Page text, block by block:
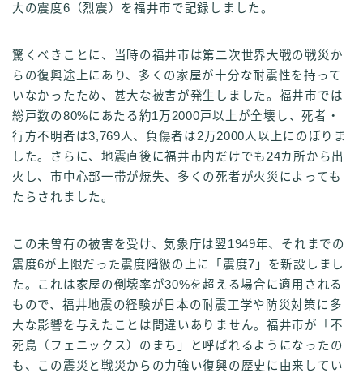
大の震度6（烈震）を福井市で記録しました。
驚くべきことに、当時の福井市は第二次世界大戦の戦災か
らの復興途上にあり、多くの家屋が十分な耐震性を持って
いなかったため、甚大な被害が発生しました。福井市では
総戸数の80%にあたる約1万2000戸以上が全壊し、死者・
行方不明者は3,769人、負傷者は2万2000人以上にのぼりま
した。さらに、地震直後に福井市内だけでも24カ所から出
火し、市中心部一帯が焼失、多くの死者が火災によっても
たらされました。
この未曽有の被害を受け、気象庁は翌1949年、それまでの
震度6が上限だった震度階級の上に「震度7」を新設しまし
た。これは家屋の倒壊率が30%を超える場合に適用される
もので、福井地震の経験が日本の耐震工学や防災対策に多
大な影響を与えたことは間違いありません。福井市が「不
死鳥（フェニックス）のまち」と呼ばれるようになったの
も、この震災と戦災からの力強い復興の歴史に由来してい